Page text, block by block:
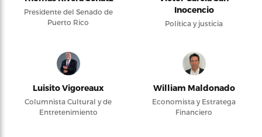
Presidente del Senado de
Puerto Rico
Inocencio
Política y justicia
Luisito Vigoreaux
Columnista Cultural y de
Entretenimiento
William Maldonado
Economista y Estratega
Financiero